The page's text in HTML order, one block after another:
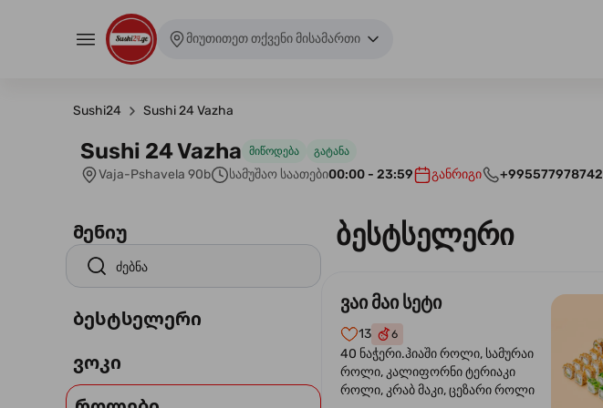
მიუთითეთ თქვენი მისამართი
Sushi24 Sushi 24 Vazha
Sushi 24 Vazha მიწოდება გატანა
Vaja-Pshavela 90b სამუშაო საათები00:00 - 23:59 განრიგი +995577978742
მენიუ
ბესტსელერი
ვოკი
ბესტსელერი
ვაი მაი სეტი
13 6
40 ნაჭერი.ჰიაში როლი, სამურაი
როლი, კალიფორნი ტერიაკი
როლი, კრაბ მაკი, ცეზარი როლი